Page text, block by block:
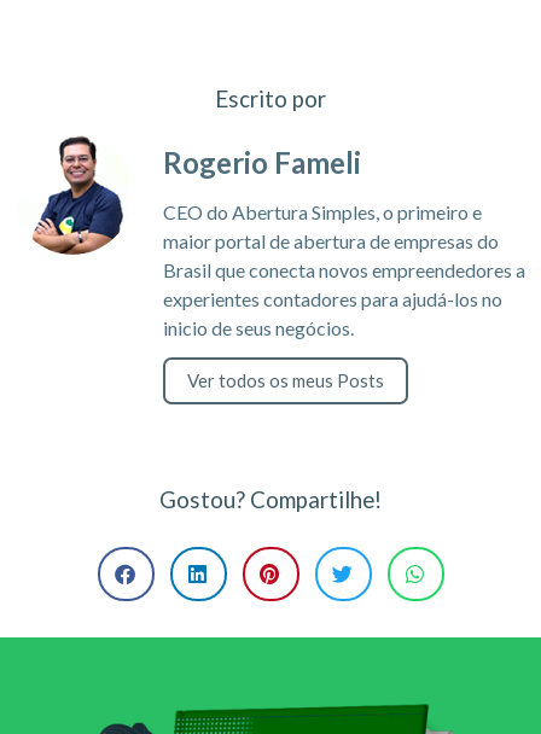
Escrito por
Rogerio Fameli
CEO do Abertura Simples, o primeiro e
maior portal de abertura de empresas do
Brasil que conecta novos empreendedores a
experientes contadores para ajudá-los no
inicio de seus negócios.
Ver todos os meus Posts
Gostou? Compartilhe!